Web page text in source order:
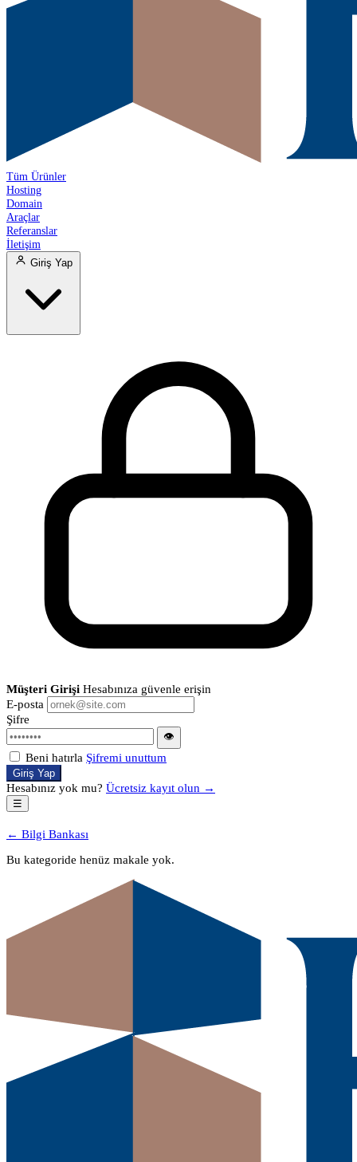
Tüm Ürünler
Hosting
Domain
Araçlar
Referanslar
İletişim
Giriş Yap
Müşteri Girişi Hesabınıza güvenle erişin
E-posta
Şifre
👁
Beni hatırla Şifremi unuttum
Giriş Yap
Hesabınız yok mu? Ücretsiz kayıt olun →
☰
← Bilgi Bankası
Bu kategoride henüz makale yok.